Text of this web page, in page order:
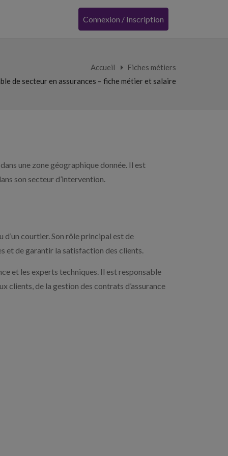
Connexion / Inscription
Accueil
Fiches métiers
de secteur en assurances – fiche métier et salaire
une zone géographique donnée. Il est
son secteur d’intervention.
d’un courtier. Son rôle principal est de
et de garantir la satisfaction des clients.
et les experts techniques. Il est responsable
clients, de la gestion des contrats d’assurance